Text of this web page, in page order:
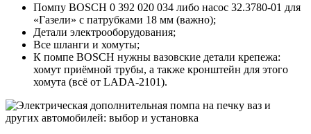
Помпу BOSCH 0 392 020 034 либо насос 32.3780-01 для
«Газели» с патрубками 18 мм (важно);
Детали электрооборудования;
Все шланги и хомуты;
К помпе BOSCH нужны вазовские детали крепежа:
хомут приёмной трубы, а также кронштейн для этого
хомута (всё от LADA-2101).